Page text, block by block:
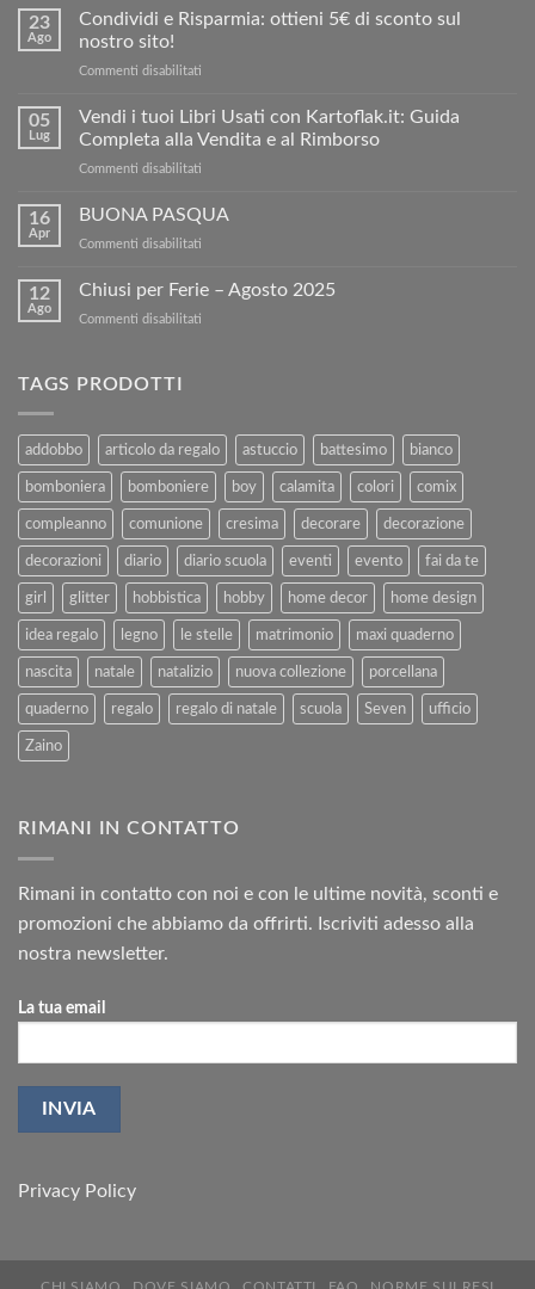
23
Ago
Condividi e Risparmia: ottieni 5€ di sconto sul
nostro sito!
Commenti disabilitati
Risparmia:
sconto
05
Lug
Vendi i tuoi Libri Usati con Kartoflak.it: Guida
Completa alla Vendita e al Rimborso
Commenti disabilitati
i
tuoi
con
Rimborso
16
Apr
BUONA PASQUA
Commenti disabilitati
PASQUA
12
Ago
Chiusi per Ferie – Agosto 2025
Commenti disabilitati
2025
TAGS PRODOTTI
addobbo articolo da regalo astuccio battesimo bianco
bomboniera bomboniere boy calamita colori comix
compleanno comunione cresima decorare decorazione
decorazioni diario diario scuola eventi evento fai da te
girl glitter hobbistica hobby home decor home design
idea regalo legno le stelle matrimonio maxi quaderno
nascita natale natalizio nuova collezione porcellana
quaderno regalo regalo di natale scuola Seven ufficio
Zaino
RIMANI IN CONTATTO
Rimani in contatto con noi e con le ultime novità, sconti e
promozioni che abbiamo da offrirti. Iscriviti adesso alla
nostra newsletter.
La tua email
Privacy Policy
CHI SIAMO DOVE SIAMO CONTATTI FAQ NORME SUI RESI